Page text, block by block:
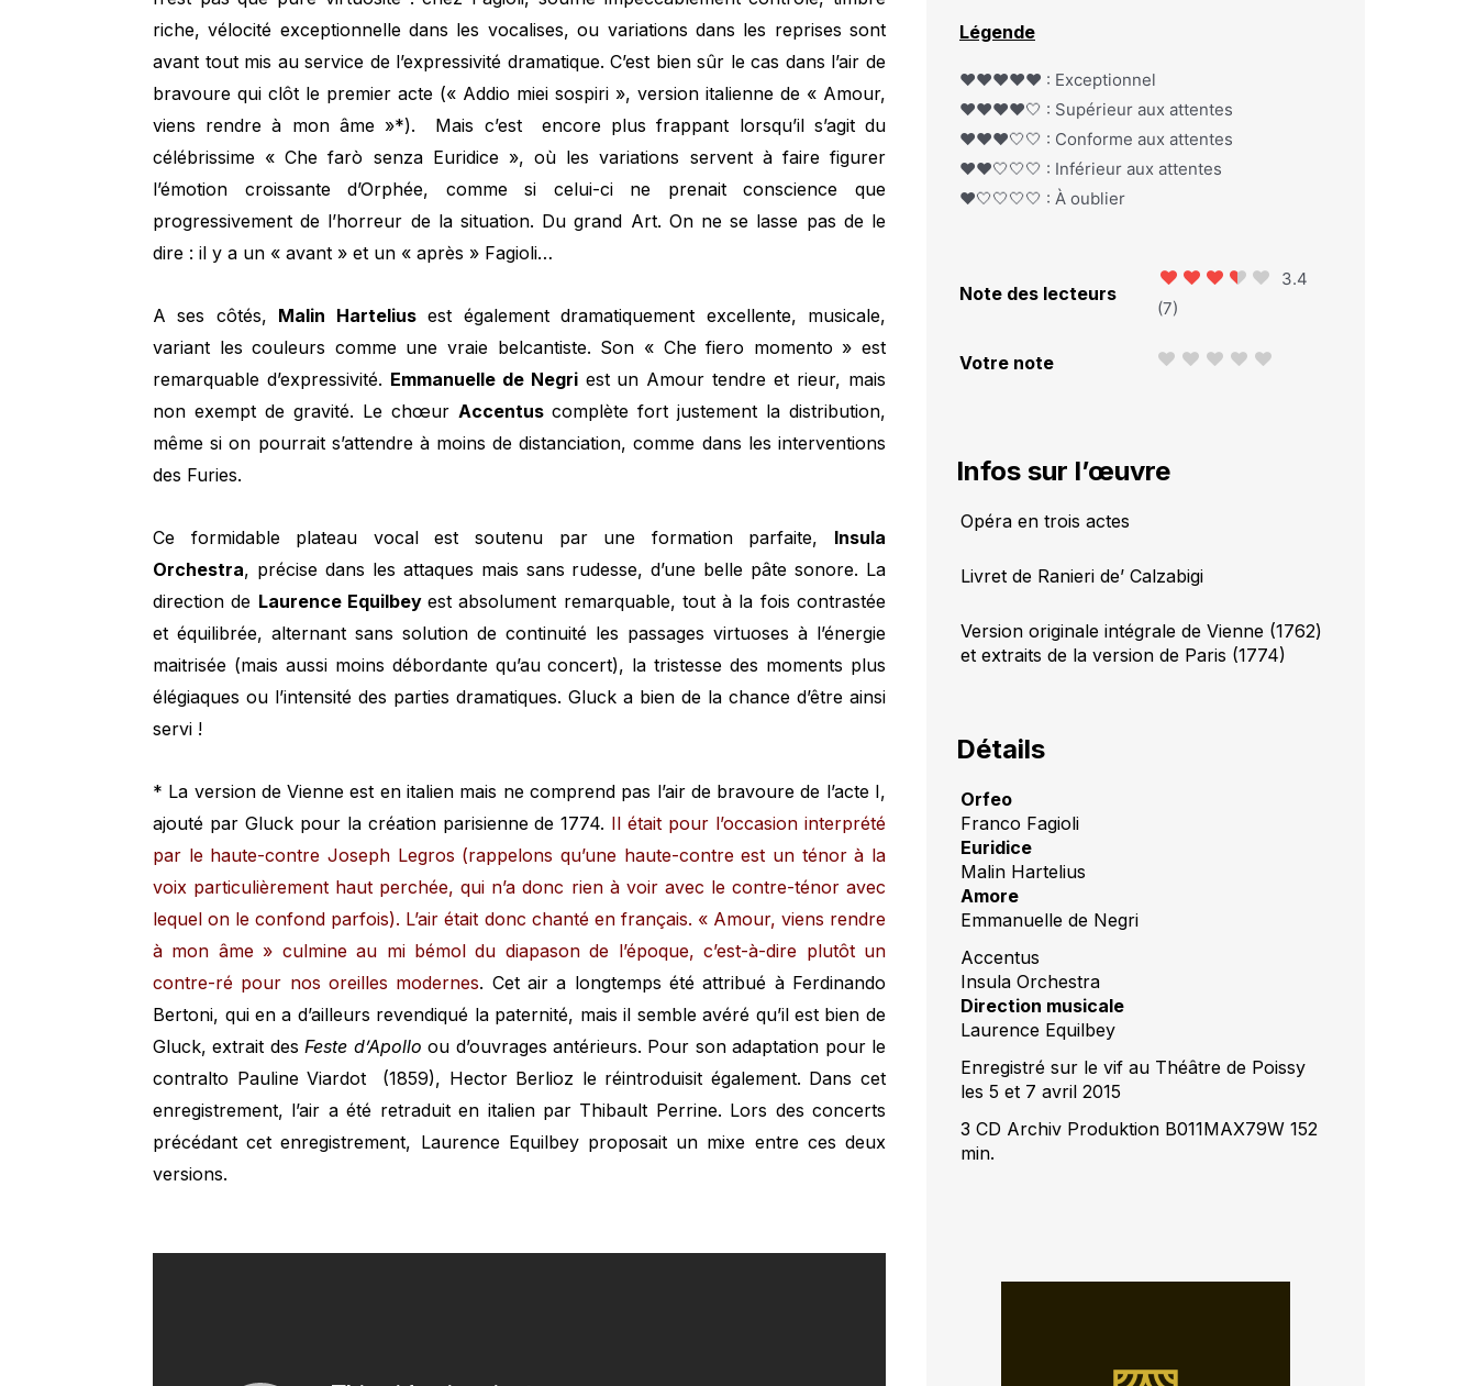
riche, vélocité exceptionnelle dans les vocalises, ou variations dans les reprises sont
avant tout mis au service de l’expressivité dramatique. C’est bien sûr le cas dans l’air de
bravoure qui clôt le premier acte (« Addio miei sospiri », version italienne de « Amour,
viens rendre à mon âme »*). Mais c’est encore plus frappant lorsqu’il s’agit du
célébrissime « Che farò senza Euridice », où les variations servent à faire figurer
l’émotion croissante d’Orphée, comme si celui-ci ne prenait conscience que
progressivement de l’horreur de la situation. Du grand Art. On ne se lasse pas de le
dire : il y a un « avant » et un « après » Fagioli…
A ses côtés, Malin Harteliusest également dramatiquement excellente, musicale,
variant les couleurs comme une vraie belcantiste. Son « Che fiero momento » est
remarquable d’expressivité. Emmanuelle de Negriest un Amour tendre et rieur, mais
non exempt de gravité. Le chœur Accentus complète fort justement la distribution,
même si on pourrait s’attendre à moins de distanciation, comme dans les interventions
des Furies.
Ce formidable plateau vocal est soutenu par une formation parfaite, Insula
Orchestra, précise dans les attaques mais sans rudesse, d’une belle pâte sonore. La
direction de Laurence Equilbeyest absolument remarquable, tout à la fois contrastée
et équilibrée, alternant sans solution de continuité les passages virtuoses à l’énergie
maitrisée (mais aussi moins débordante qu’au concert), la tristesse des moments plus
élégiaques ou l’intensité des parties dramatiques. Gluck a bien de la chance d’être ainsi
servi !
* La version de Vienne est en italien mais ne comprend pas l’air de bravoure de l’acte I,
ajouté par Gluck pour la création parisienne de 1774. Il était pour l’occasion interprété
par le haute-contre Joseph Legros (rappelons qu’une haute-contre est un ténor à la
voix particulièrement haut perchée, qui n’a donc rien à voir avec le contre-ténor avec
lequel on le confond parfois). L’air était donc chanté en français. « Amour, viens rendre
à mon âme » culmine au mi bémol du diapason de l’époque, c’est-à-dire plutôt un
contre-ré pour nos oreilles modernes. Cet air a longtemps été attribué à Ferdinando
Bertoni, qui en a d’ailleurs revendiqué la paternité, mais il semble avéré qu’il est bien de
Gluck, extrait desFeste d’Apollo ou d’ouvrages antérieurs. Pour son adaptation pour le
contralto Pauline Viardot (1859), Hector Berlioz le réintroduisit également. Dans cet
enregistrement, l’air a été retraduit en italien par Thibault Perrine. Lors des concerts
précédant cet enregistrement, Laurence Equilbey proposait un mixe entre ces deux
versions.
Légende
❤️❤️❤️❤️❤️ : Exceptionnel
❤️❤️❤️❤️🤍 : Supérieur aux attentes
❤️❤️❤️🤍🤍 : Conforme aux attentes
❤️❤️🤍🤍🤍 : Inférieur aux attentes
❤️🤍🤍🤍🤍 : À oublier
Note des lecteurs
3.4
(7)
Votre note
Infos sur l’œuvre
Opéra en trois actes
Livret de Ranieri de’ Calzabigi
Version originale intégrale de Vienne (1762)
et extraits de la version de Paris (1774)
Détails
Orfeo
Franco Fagioli
Euridice
Malin Hartelius
Amore
Emmanuelle de Negri
Accentus
Insula Orchestra
Direction musicale
Laurence Equilbey
Enregistré sur le vif au Théâtre de Poissy
les 5 et 7 avril 2015
3 CD Archiv Produktion B011MAX79W 152
min.